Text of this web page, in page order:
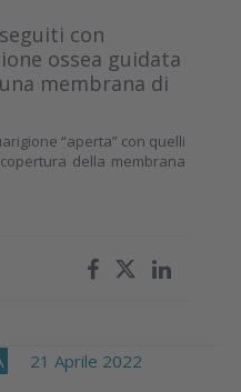
con
ossea guidata
membrana di
“aperta” con quelli
della membrana
21 Aprile 2022